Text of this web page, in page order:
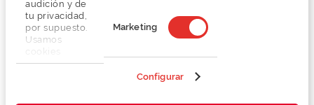
audición y de
tu privacidad,
por supuesto.
Usamos
propias y de
Marketing
Configurar
Detalhes